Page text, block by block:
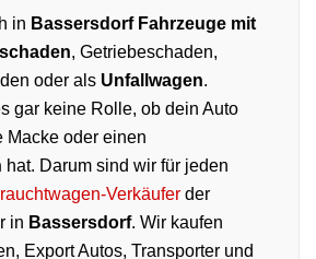
in Bassersdorf Fahrzeuge mit
, Getriebeschaden,
oder als Unfallwagen.
gar keine Rolle, ob dein Auto
Macke oder einen
hat. Darum sind wir für jeden
Verkäufer der
in Bassersdorf. Wir kaufen
Export Autos, Transporter und